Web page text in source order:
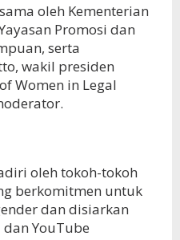
oleh Kementerian
Promosi dan
serta
wakil presiden
Women in Legal
oleh tokoh-tokoh
berkomitmen untuk
dan disiarkan
YouTube